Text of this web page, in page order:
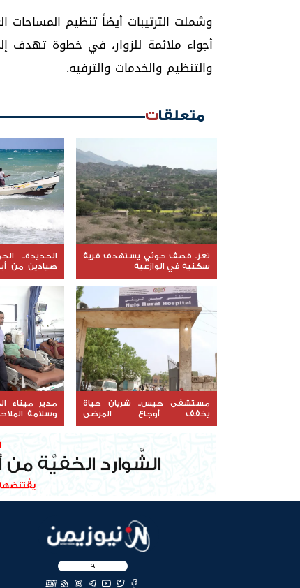
وشملت الترتيبات أيضاً تنظيم المساحات
أجواء ملائمة للزوار، في خطوة تهدف
والتنظيم والخدمات والترفيه.
متعلقات
تعز.. قصف حوثي يستهدف قرية
سكنية في الوازعية
الحديدة..
صيادين من
إحراق قواربهم
مستشفى حيس.. شريان حياة
يخفف أوجاع المرضى
والمحرومين
مدير ميناء
وسلامة
مشتركة
EN